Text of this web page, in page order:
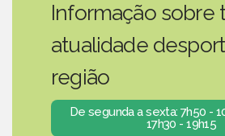
Informação sobre
atualidade
região
De segunda a sexta: 7h50 -
17h30 - 19h15